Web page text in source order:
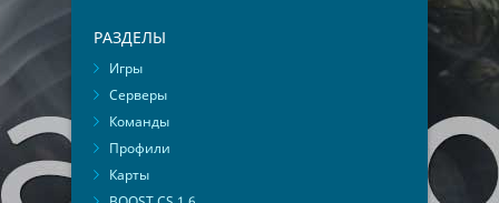
РАЗДЕЛЫ
Игры
Серверы
Команды
Профили
Карты